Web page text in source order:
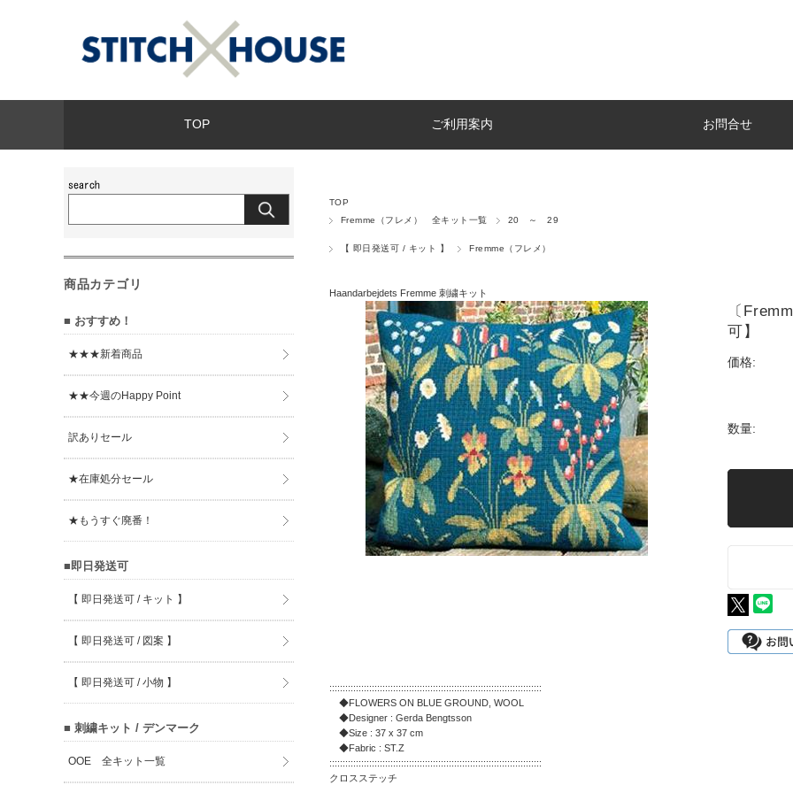
TOP ご利用案内 お問合せ
TOP
Fremme（フレメ） 全キット一覧
20 ～ 29
【 即日発送可 / キット 】 Fremme（フレメ）
Haandarbejdets Fremme 刺繍キット
〔
可】
価格:
数量:
::::::::::::::::::::::::::::::::::::::::::::::::::::::::::::::::::::::::::::::::
◆FLOWERS ON BLUE GROUND, WOOL
◆Designer : Gerda Bengtsson
◆Size : 37 x 37 cm
◆Fabric : ST.Z
::::::::::::::::::::::::::::::::::::::::::::::::::::::::::::::::::::::::::::::::
クロスステッチ
商品カテゴリ
■ おすすめ！
★★★新着商品
★★今週のHappy Point
訳ありセール
★在庫処分セール
★もうすぐ廃番！
■即日発送可
【 即日発送可 / キット 】
【 即日発送可 / 図案 】
【 即日発送可 / 小物 】
■ 刺繍キット / デンマーク
OOE 全キット一覧